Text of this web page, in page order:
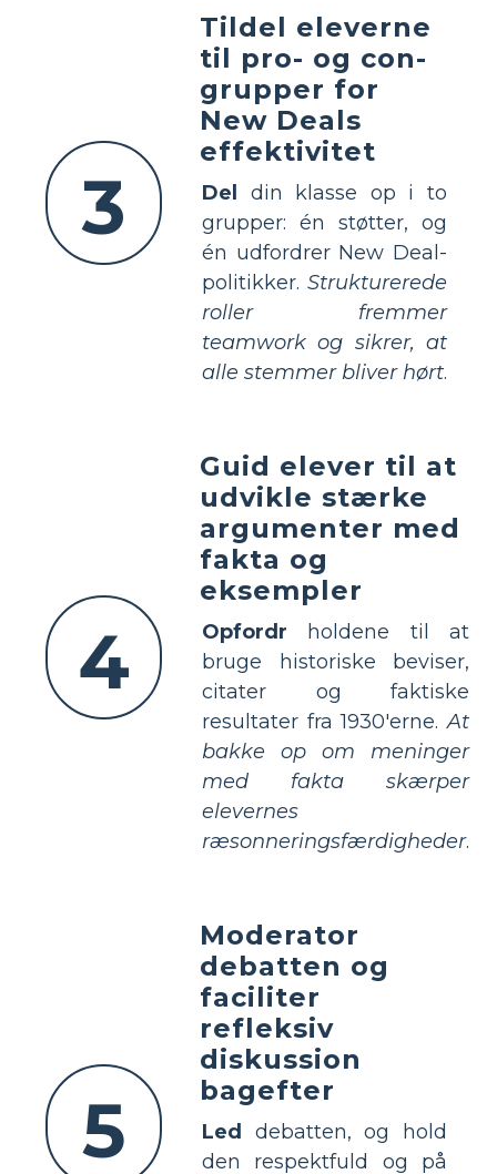
3
Tildel eleverne
til pro- og con-
grupper for
New Deals
effektivitet
Del
din klasse op i to
grupper: én støtter, og
én udfordrer New Deal-
politikker. Strukturerede
roller fremmer
teamwork og sikrer, at
alle stemmer bliver hørt.
4
Guid elever til at
udvikle stærke
argumenter med
fakta og
eksempler
Opfordr holdene til at
bruge historiske beviser,
citater og faktiske
resultater fra 1930'erne.At
bakke op om meninger
med fakta skærper
elevernes
ræsonneringsfærdigheder.
5
Moderator
debatten og
faciliter
refleksiv
diskussion
bagefter
Led
debatten, og hold
den respektfuld og på